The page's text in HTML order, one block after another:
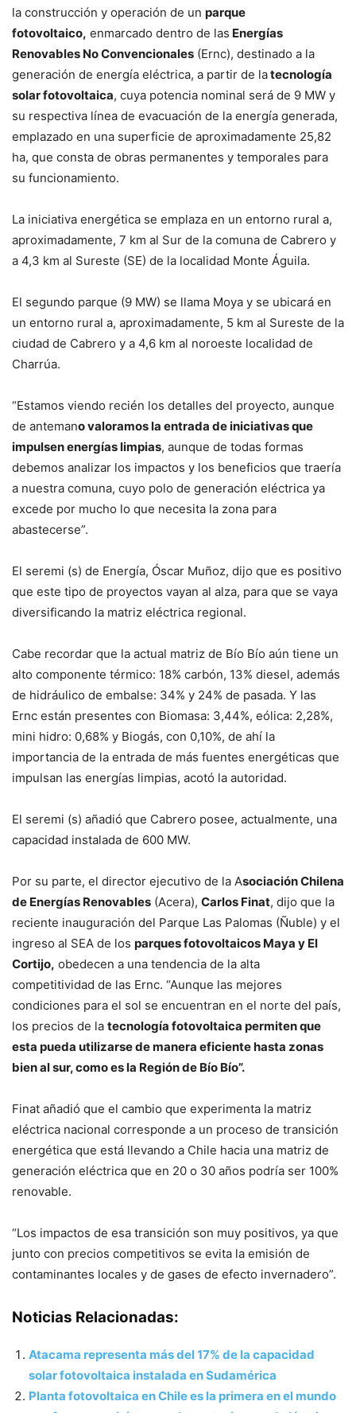
la construcción y operación de un parque
fotovoltaico, enmarcado dentro de las Energías
Renovables No Convencionales (Ernc), destinado a la
generación de energía eléctrica, a partir de latecnología
solar fotovoltaica, cuya potencia nominal será de 9 MW y
su respectiva línea de evacuación de la energía generada,
emplazado en una superficie de aproximadamente 25,82
ha, que consta de obras permanentes y temporales para
su funcionamiento.
La iniciativa energética se emplaza en un entorno rural a,
aproximadamente, 7 km al Sur de la comuna de Cabrero y
a 4,3 km al Sureste (SE) de la localidad Monte Águila.
El segundo parque (9 MW) se llama Moya y se ubicará en
un entorno rural a, aproximadamente, 5 km al Sureste de la
ciudad de Cabrero y a 4,6 km al noroeste localidad de
Charrúa.
“Estamos viendo recién los detalles del proyecto, aunque
de antemano valoramos la entrada de iniciativas que
impulsen energías limpias, aunque de todas formas
debemos analizar los impactos y los beneficios que traería
a nuestra comuna, cuyo polo de generación eléctrica ya
excede por mucho lo que necesita la zona para
abastecerse”.
El seremi (s) de Energía, Óscar Muñoz, dijo que es positivo
que este tipo de proyectos vayan al alza, para que se vaya
diversificando la matriz eléctrica regional.
Cabe recordar que la actual matriz de Bío Bío aún tiene un
alto componente térmico: 18% carbón, 13% diesel, además
de hidráulico de embalse: 34% y 24% de pasada. Y las
Ernc están presentes con Biomasa: 3,44%, eólica: 2,28%,
mini hidro: 0,68% y Biogás, con 0,10%, de ahí la
importancia de la entrada de más fuentes energéticas que
impulsan las energías limpias, acotó la autoridad.
El seremi (s) añadió que Cabrero posee, actualmente, una
capacidad instalada de 600 MW.
Por su parte, el director ejecutivo de la Asociación Chilena
de Energías Renovables (Acera), Carlos Finat, dijo que la
reciente inauguración del Parque Las Palomas (Ñuble) y el
ingreso al SEA de los parques fotovoltaicos Maya y El
Cortijo, obedecen a una tendencia de la alta
competitividad de las Ernc. “Aunque las mejores
condiciones para el sol se encuentran en el norte del país,
los precios de la tecnología fotovoltaica permiten que
esta pueda utilizarse de manera eficiente hasta zonas
bien al sur, como es la Región de Bío Bío”.
Finat añadió que el cambio que experimenta la matriz
eléctrica nacional corresponde a un proceso de transición
energética que está llevando a Chile hacia una matriz de
generación eléctrica que en 20 o 30 años podría ser 100%
renovable.
“Los impactos de esa transición son muy positivos, ya que
junto con precios competitivos se evita la emisión de
contaminantes locales y de gases de efecto invernadero”.
Noticias Relacionadas:
Atacama representa más del 17% de la capacidad
solar fotovoltaica instalada en Sudamérica
Planta fotovoltaica en Chile es la primera en el mundo